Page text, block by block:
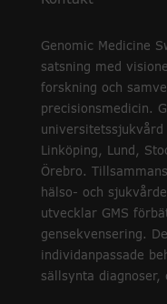
Genomic Medicine
satsning med
forskning och
precisionsmedicin.
Linköping, Lund,
Örebro.
hälso- och
utvecklar GMS
gensekvensering.
individanpassade
sällsynta diagnoser,